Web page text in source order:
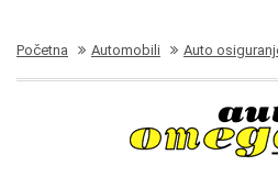
Početna Automobili Auto